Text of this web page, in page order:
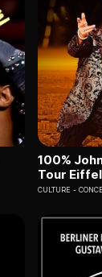
100%
Tour Eiffel
CULTURE